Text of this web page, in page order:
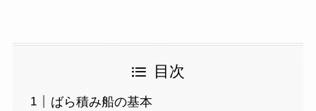
目次
ばら積み船の基本